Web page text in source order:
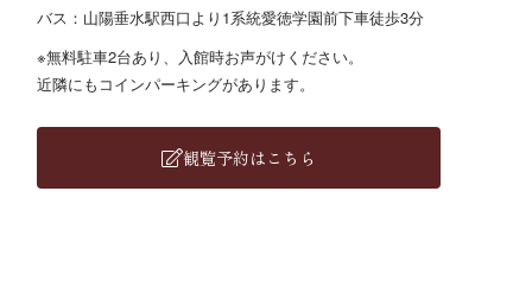
バス：山陽垂水駅西口より1系統愛徳学園前下車徒歩3分
※無料駐車2台あり、入館時お声がけください。
近隣にもコインパーキングがあります。
観覧予約はこちら